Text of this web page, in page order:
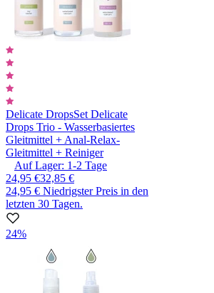
Delicate DropsSet Delicate
Drops Trio - Wasserbasiertes
Gleitmittel + Anal-Relax-
Gleitmittel + Reiniger
Auf Lager: 1-2 Tage
24,95 €32,85 €
24,95 € Niedrigster Preis in den
letzten 30 Tagen.
24%